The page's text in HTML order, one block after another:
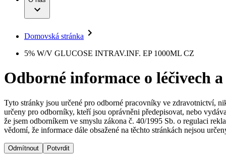
Léčba bolesti
Mimotělní očišťování krve
Neurochirurgie
Onkologie
Ortopedie
Péče o rány
Péče o stomii
Prevence a kontrola infekcí
Uzavírání ran
Onemocnění
B. Braun Avitum
Vaše příležitost​
Média
Tiskové zprávy
Kontakt
Registrace k odběru newsletteru
Společnost
Odpovědnost
Domovská stránka
5% W/V GLUCOSE INTRAV.INF. EP 1000ML CZ
Odborné informace o léčivech
Tyto stránky jsou určené pro odborné pracovníky ve zdravotnictví,
určeny pro odborníky, kteří jsou oprávněni předepisovat, nebo
že jsem odborníkem ve smyslu zákona č. 40/1995 Sb. o regulaci
vědomí, že informace dále obsažené na těchto stránkách nejsou
Odmítnout Potvrdit